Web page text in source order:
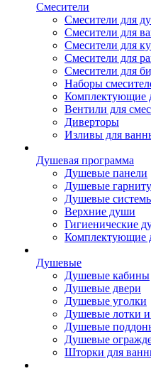
Смесители
Смесители для
Смесители для
Смесители для
Смесители для
Смесители для
Наборы
Комплектующие
Вентили для
Диверторы
Изливы для
Душевая программа
Душевые панели
Душевые
Душевые
Верхние души
Гигиенические
Комплектующие
Душевые
Душевые кабины
Душевые двери
Душевые уголки
Душевые лотки
Душевые
Душевые
Шторки для